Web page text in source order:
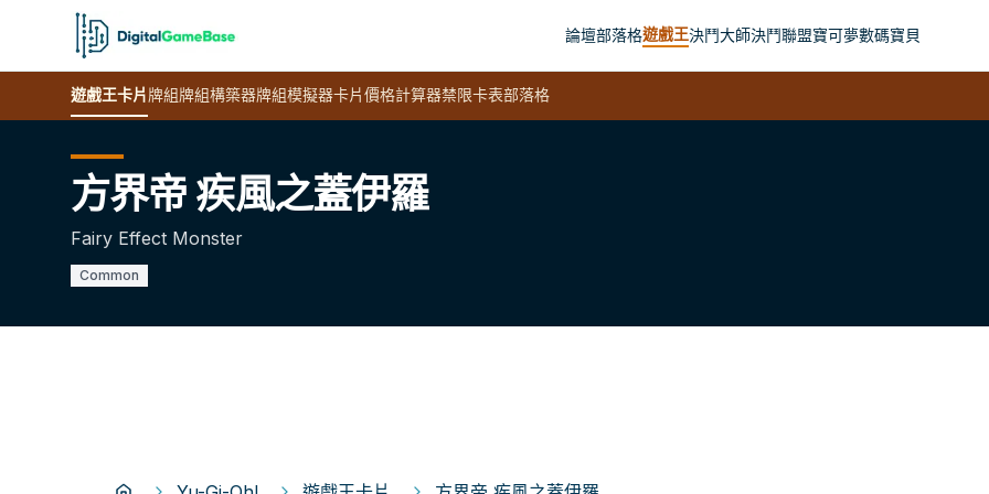
論壇部落格遊戲王決鬥大師決鬥聯盟寶可夢數碼寶貝
遊戲王卡片牌組牌組構築器牌組模擬器卡片價格計算器禁限卡表部落格
方界帝 疾風之蓋伊羅
Fairy Effect Monster
Common